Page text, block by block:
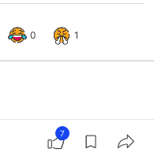
0 1
畫家手繪風小
指令
7